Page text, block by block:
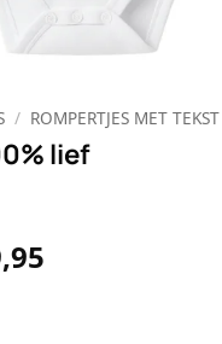
/ ROMPERTJES MET TEKST
lief